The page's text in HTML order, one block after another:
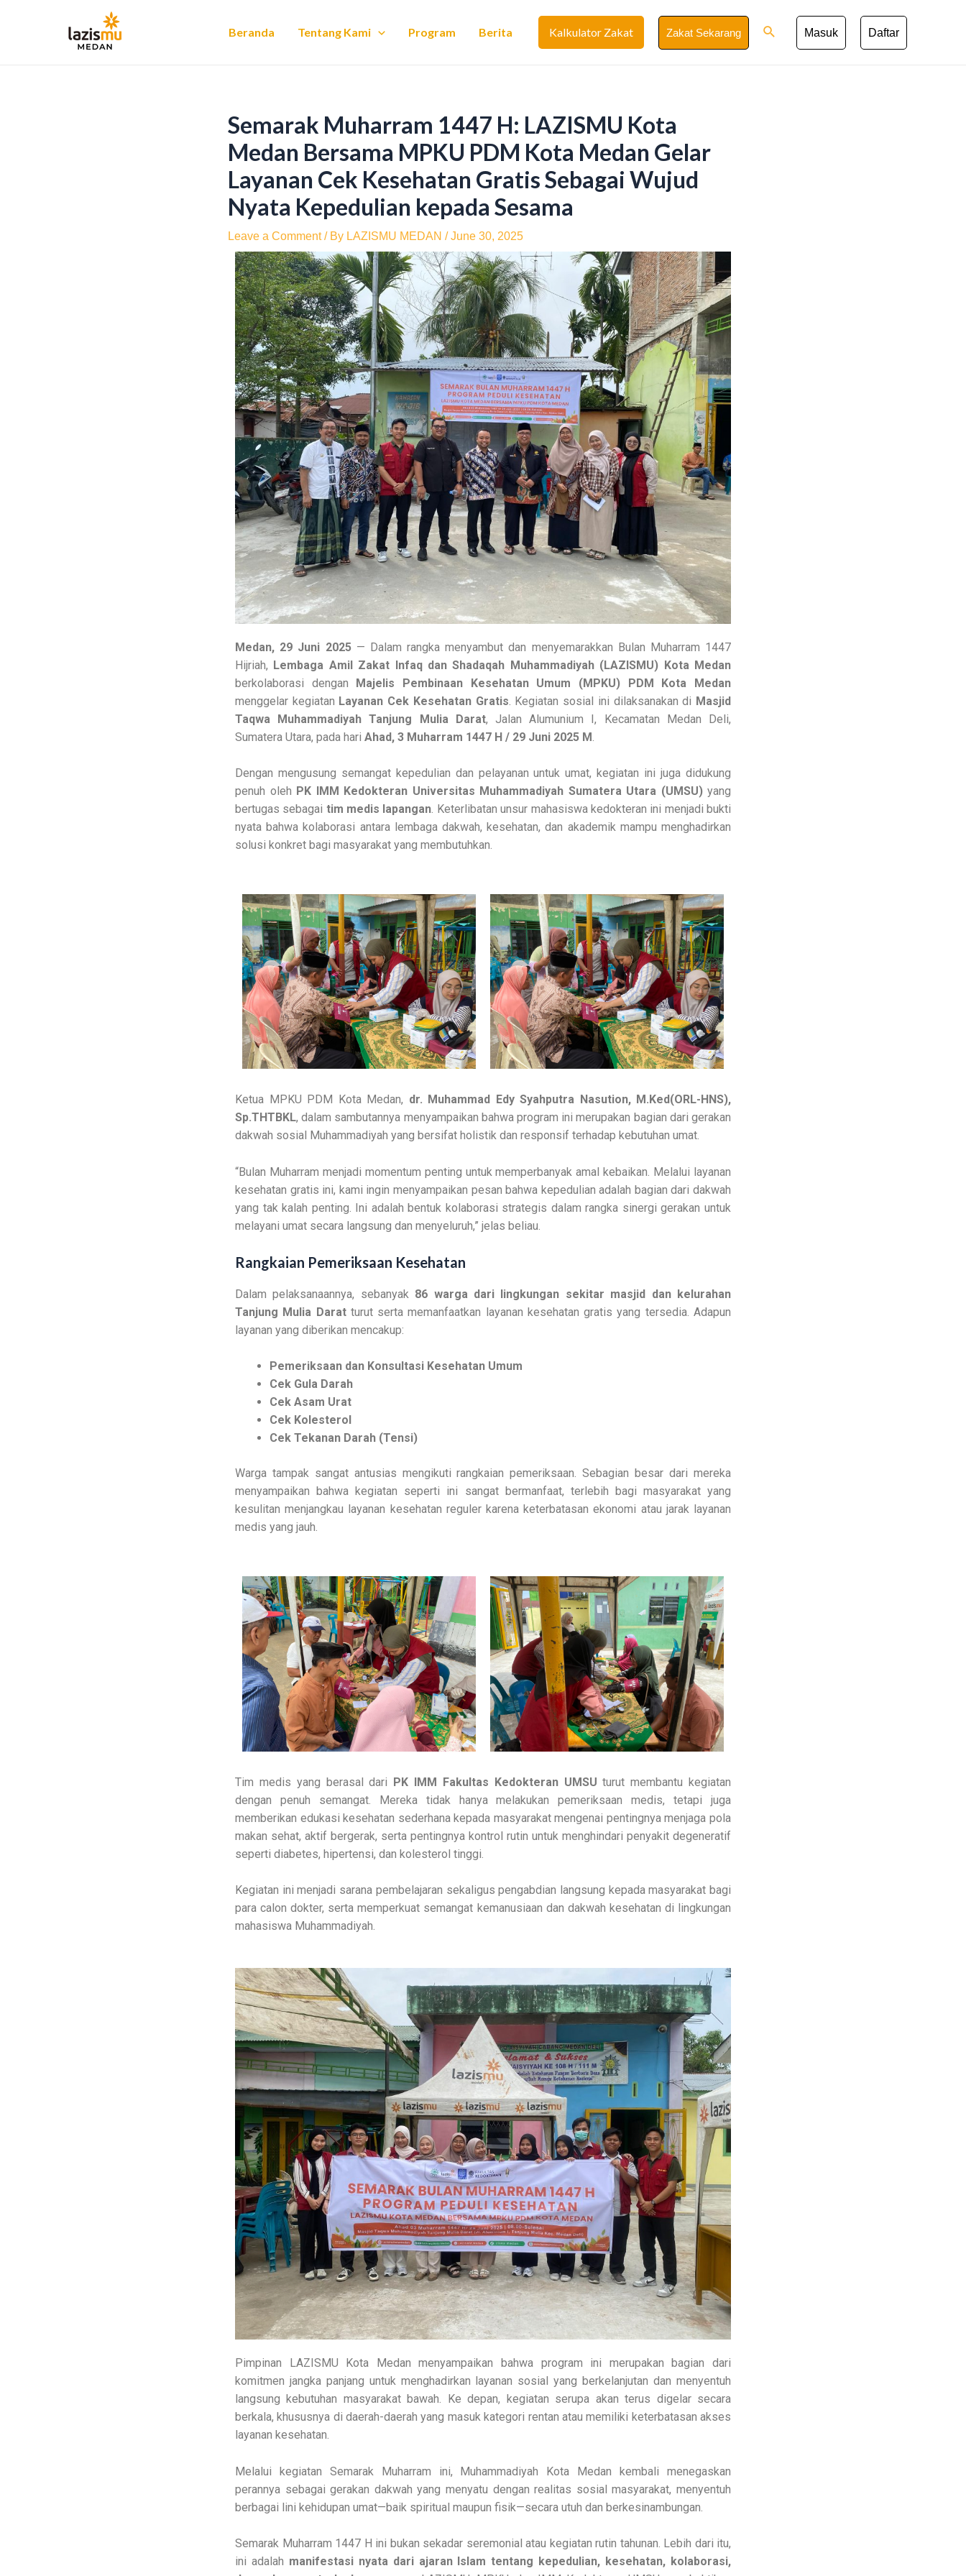
Beranda Tentang Kami Program Berita Kalkulator Zakat Zakat Sekarang Search Masuk Daftar
Semarak Muharram 1447 H: LAZISMU Kota
Medan Bersama MPKU PDM Kota Medan Gelar
Layanan Cek Kesehatan Gratis Sebagai Wujud
Nyata Kepedulian kepada Sesama
Leave a Comment / By LAZISMU MEDAN /June 30, 2025
Medan, 29 Juni 2025— Dalam rangka menyambut dan menyemarakkan Bulan Muharram 1447
Hijriah, Lembaga Amil Zakat Infaq dan Shadaqah Muhammadiyah (LAZISMU) Kota Medan
berkolaborasi dengan Majelis Pembinaan Kesehatan Umum (MPKU) PDM Kota Medan
menggelar kegiatan Layanan Cek Kesehatan Gratis . Kegiatan sosial ini dilaksanakan di Masjid
Taqwa Muhammadiyah Tanjung Mulia Darat, Jalan Alumunium I, Kecamatan Medan Deli,
Sumatera Utara, pada hari Ahad, 3 Muharram 1447 H / 29 Juni 2025 M
Dengan mengusung semangat kepedulian dan pelayanan untuk umat, kegiatan ini juga didukung
penuh oleh PK IMM Kedokteran Universitas Muhammadiyah Sumatera Utara (UMSU)yang
bertugas sebagai tim medis lapangan. Keterlibatan unsur mahasiswa kedokteran ini menjadi bukti
nyata bahwa kolaborasi antara lembaga dakwah, kesehatan, dan akademik mampu menghadirkan
solusi konkret bagi masyarakat yang membutuhkan.
Ketua MPKU PDM Kota Medan, dr. Muhammad Edy Syahputra Nasution, M.Ked(ORL-HNS),
Sp.THTBKL, dalam sambutannya menyampaikan bahwa program ini merupakan bagian dari gerakan
dakwah sosial Muhammadiyah yang bersifat holistik dan responsif terhadap kebutuhan umat.
“Bulan Muharram menjadi momentum penting untuk memperbanyak amal kebaikan. Melalui layanan
kesehatan gratis ini, kami ingin menyampaikan pesan bahwa kepedulian adalah bagian dari dakwah
yang tak kalah penting. Ini adalah bentuk kolaborasi strategis dalam rangka sinergi gerakan untuk
melayani umat secara langsung dan menyeluruh,” jelas beliau.
Rangkaian Pemeriksaan Kesehatan
Dalam pelaksanaannya, sebanyak 86 warga dari lingkungan sekitar masjid dan kelurahan
Tanjung Mulia Daratturut serta memanfaatkan layanan kesehatan gratis yang tersedia. Adapun
layanan yang diberikan mencakup:
Pemeriksaan dan Konsultasi Kesehatan Umum
Cek Gula Darah
Cek Asam Urat
Cek Kolesterol
Cek Tekanan Darah (Tensi)
Warga tampak sangat antusias mengikuti rangkaian pemeriksaan. Sebagian besar dari mereka
menyampaikan bahwa kegiatan seperti ini sangat bermanfaat, terlebih bagi masyarakat yang
kesulitan menjangkau layanan kesehatan reguler karena keterbatasan ekonomi atau jarak layanan
medis yang jauh.
Tim medis yang berasal dari PK IMM Fakultas Kedokteran UMSU turut membantu kegiatan
dengan penuh semangat. Mereka tidak hanya melakukan pemeriksaan medis, tetapi juga
memberikan edukasi kesehatan sederhana kepada masyarakat mengenai pentingnya menjaga pola
makan sehat, aktif bergerak, serta pentingnya kontrol rutin untuk menghindari penyakit degeneratif
seperti diabetes, hipertensi, dan kolesterol tinggi.
Kegiatan ini menjadi sarana pembelajaran sekaligus pengabdian langsung kepada masyarakat bagi
para calon dokter, serta memperkuat semangat kemanusiaan dan dakwah kesehatan di lingkungan
mahasiswa Muhammadiyah.
Pimpinan LAZISMU Kota Medan menyampaikan bahwa program ini merupakan bagian dari
komitmen jangka panjang untuk menghadirkan layanan sosial yang berkelanjutan dan menyentuh
langsung kebutuhan masyarakat bawah. Ke depan, kegiatan serupa akan terus digelar secara
berkala, khususnya di daerah-daerah yang masuk kategori rentan atau memiliki keterbatasan akses
layanan kesehatan.
Melalui kegiatan Semarak Muharram ini, Muhammadiyah Kota Medan kembali menegaskan
perannya sebagai gerakan dakwah yang menyatu dengan realitas sosial masyarakat, menyentuh
berbagai lini kehidupan umat—baik spiritual maupun fisik—secara utuh dan berkesinambungan.
Semarak Muharram 1447 H ini bukan sekadar seremonial atau kegiatan rutin tahunan. Lebih dari itu,
ini adalah manifestasi nyata dari ajaran Islam tentang kepedulian, kesehatan, kolaborasi,
navigation